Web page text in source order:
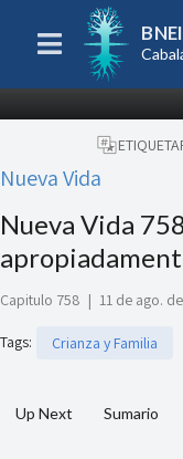
Nueva Vida
Nueva Vida
Capitulo 758 | 11 de ago.
Tags: Crianza y Familia
Up Next Sumario